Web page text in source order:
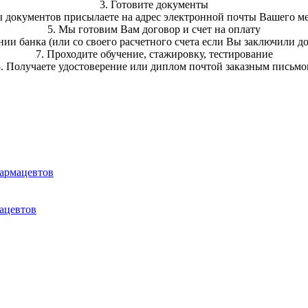
3. Готовите документы
присылаете на адрес электронной почты Вашего
5. Мы готовим Вам договор и счет на оплату
банка (или со своего расчетного счета если Вы заключили
7. Проходите обучение, стажировку, тестирование
Получаете удостоверение или диплом почтой заказным